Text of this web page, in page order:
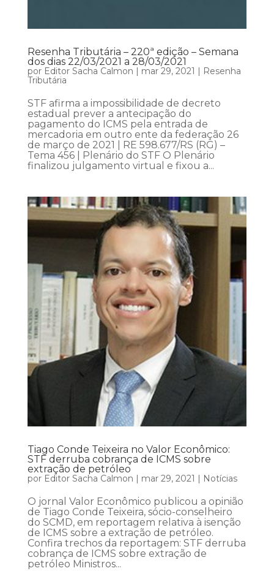
Resenha Tributária – 220ª edição – Semana
dos dias 22/03/2021 a 28/03/2021
por Editor Sacha Calmon | mar 29, 2021 | Resenha
Tributária
STF afirma a impossibilidade de decreto
estadual prever a antecipação do
pagamento do ICMS pela entrada de
mercadoria em outro ente da federação 26
de março de 2021 | RE 598.677/RS (RG) –
Tema 456 | Plenário do STF O Plenário
finalizou julgamento virtual e fixou a...
Tiago Conde Teixeira no Valor Econômico:
STF derruba cobrança de ICMS sobre
extração de petróleo
por Editor Sacha Calmon mar 29, 2021 Notícias
O jornal Valor Econômico publicou a opinião
de Tiago Conde Teixeira, sócio-conselheiro
do SCMD, em reportagem relativa à isenção
de ICMS sobre a extração de petróleo.
Confira trechos da reportagem: STF derruba
cobrança de ICMS sobre extração de
petróleo Ministros...